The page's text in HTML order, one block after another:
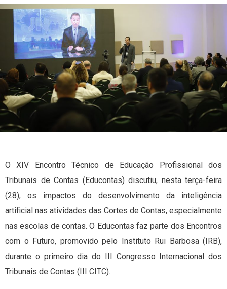
O XIV Encontro Técnico de Educação Profissional dos
Tribunais de Contas (Educontas) discutiu, nesta terça-feira
(28), os impactos do desenvolvimento da inteligência
artificial nas atividades das Cortes de Contas, especialmente
nas escolas de contas. O Educontas faz parte dos Encontros
com o Futuro, promovido pelo Instituto Rui Barbosa (IRB),
durante o primeiro dia do III Congresso Internacional dos
Tribunais de Contas (III CITC).